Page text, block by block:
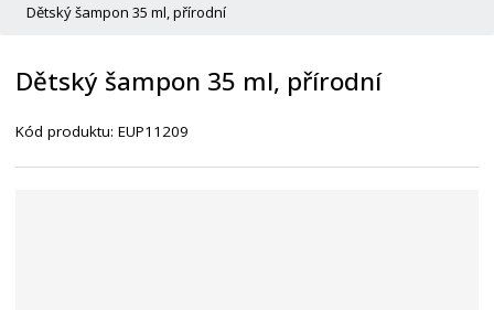
a
t
o
í
t
Dětský šampon 35 ml, přírodní
Dětský šampon 35 ml, přírodní
Kód produktu:EUP11209